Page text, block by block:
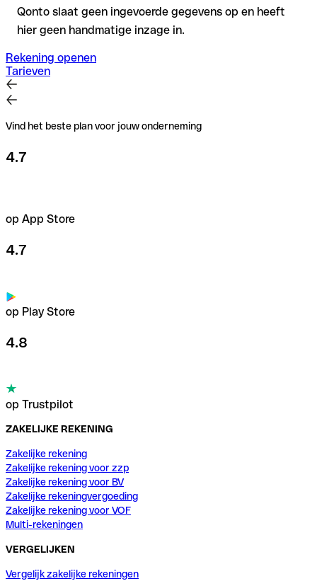
Qonto slaat geen ingevoerde gegevens op en heeft
hier geen handmatige inzage in.
Rekening openen
Tarieven
Vind het beste plan voor jouw onderneming
4.7
op App Store
4.7
op Play Store
4.8
op Trustpilot
ZAKELIJKE REKENING
Zakelijke rekening
Zakelijke rekening voor zzp
Zakelijke rekening voor BV
Zakelijke rekeningvergoeding
Zakelijke rekening voor VOF
Multi-rekeningen
VERGELIJKEN
Vergelijk zakelijke rekeningen